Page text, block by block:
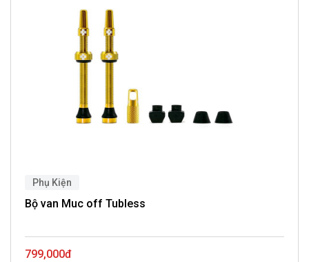
Phụ Kiện
Bộ van Muc off Tubless
799,000đ